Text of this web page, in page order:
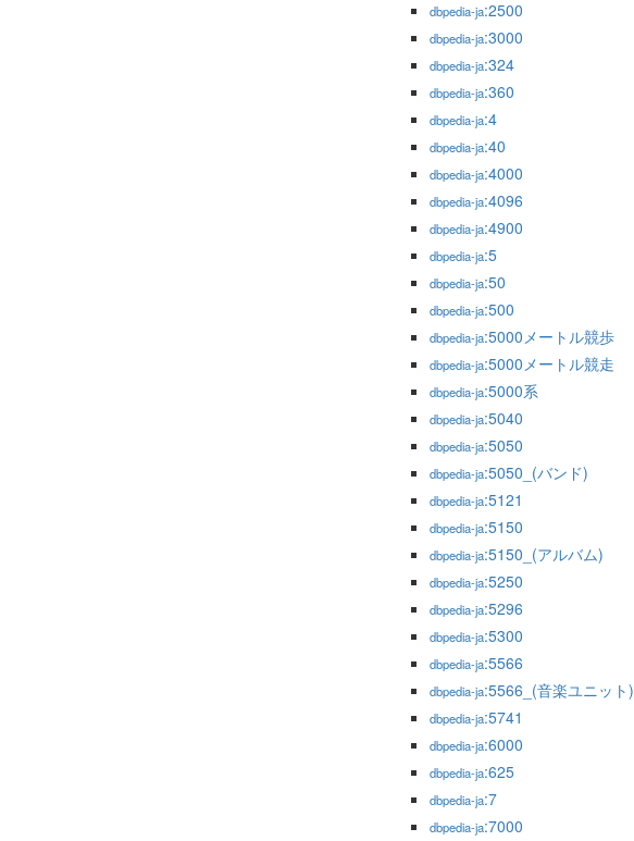
dbpedia-ja:2500
dbpedia-ja:3000
dbpedia-ja:324
dbpedia-ja:360
dbpedia-ja:4
dbpedia-ja:40
dbpedia-ja:4000
dbpedia-ja:4096
dbpedia-ja:4900
dbpedia-ja:5
dbpedia-ja:50
dbpedia-ja:500
dbpedia-ja:5000メートル競歩
dbpedia-ja:5000メートル競走
dbpedia-ja:5000系
dbpedia-ja:5040
dbpedia-ja:5050
dbpedia-ja:5050_(バンド)
dbpedia-ja:5121
dbpedia-ja:5150
dbpedia-ja:5150_(アルバム)
dbpedia-ja:5250
dbpedia-ja:5296
dbpedia-ja:5300
dbpedia-ja:5566
dbpedia-ja:5566_(音楽ユニット)
dbpedia-ja:5741
dbpedia-ja:6000
dbpedia-ja:625
dbpedia-ja:7
dbpedia-ja:7000